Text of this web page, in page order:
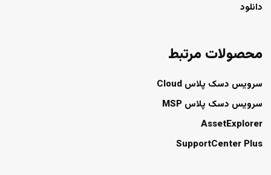
دانلود
محصولات مرتبط
سرویس دسک پلاس Cloud
سرویس دسک پلاس MSP
AssetExplorer
SupportCenter Plus